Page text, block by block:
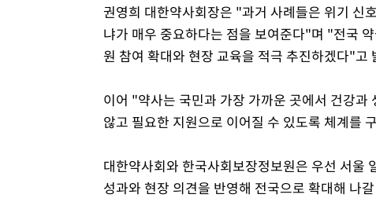
권영희 대한약사회장은 "과거 사례들은 위기 신
냐가 매우 중요하다는 점을 보여준다"며 "전국
원 참여 확대와 현장 교육을 적극 추진하겠다"고
이어 "약사는 국민과 가장 가까운 곳에서 건강
않고 필요한 지원으로 이어질 수 있도록 체계를
대한약사회와 한국사회보장정보원은 우선 서울
성과와 현장 의견을 반영해 전국으로 확대해 나